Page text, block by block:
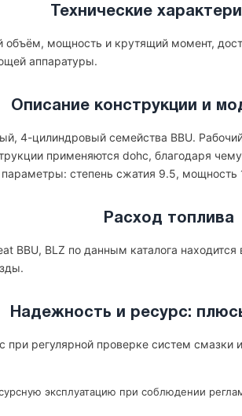
Технические
объём, мощность и крутящий момент,
аппаратуры.
Описание конструкции и
4-цилиндровый семейства BBU.
применяются dohc, благодаря
степень сжатия 9.5,
Расход топлива
BBU, BLZ по данным каталога
Надежность и ресурс:
при регулярной проверке систем смазки
эксплуатацию при соблюдении